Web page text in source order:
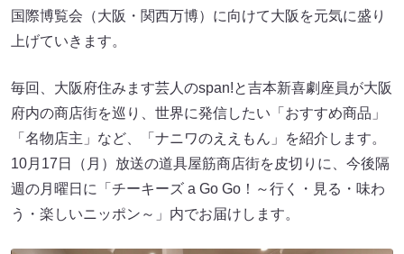
国際博覧会（大阪・関西万博）に向けて大阪を元気に盛り
上げていきます。
毎回、大阪府住みます芸人のspan!と吉本新喜劇座員が大阪
府内の商店街を巡り、世界に発信したい「おすすめ商品」
「名物店主」など、「ナニワのええもん」を紹介します。
10月17日（月）放送の道具屋筋商店街を皮切りに、今後隔
週の月曜日に「チーキーズ a Go Go！～行く・見る・味わ
う・楽しいニッポン～」内でお届けします。